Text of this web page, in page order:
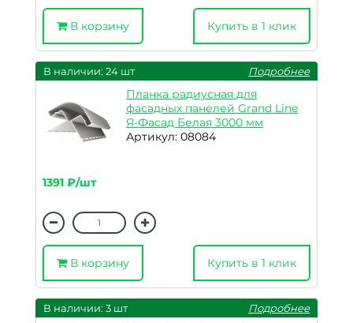
В корзину Купить в 1 клик
В наличии: 24 шт Подробнее
Планка радиусная для
фасадных панелей Grand Line
Я-Фасад Белая 3000 мм
Артикул: 08084
1391 ₽/шт
В корзину Купить в 1 клик
В наличии: 3 шт Подробнее